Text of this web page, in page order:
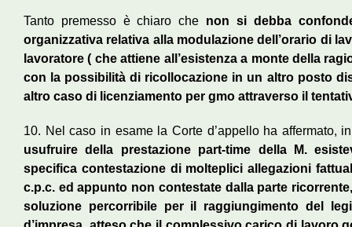
Tanto premesso è chiaro che non si debba
organizzativa relativa alla modulazione dell’orario di
lavoratore ( che attiene all’esistenza a monte della
con la possibilità di ricollocazione in un altro posto
altro caso di licenziamento per gmo attraverso il
10. Nel caso in esame la Corte d’appello ha affermato,
usufruire della prestazione part-time della M.
specifica contestazione di molteplici allegazioni
c.p.c. ed appunto non contestate dalla parte
soluzione percorribile per il raggiungimento del